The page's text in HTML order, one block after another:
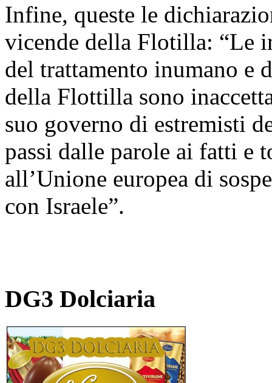
Infine, queste le
vicende della Flotilla: “Le
del trattamento inumano e
della Flottilla sono
suo governo di estremisti
passi dalle parole ai fatti e
all’Unione europea di
con Israele”.
DG3 Dolciaria